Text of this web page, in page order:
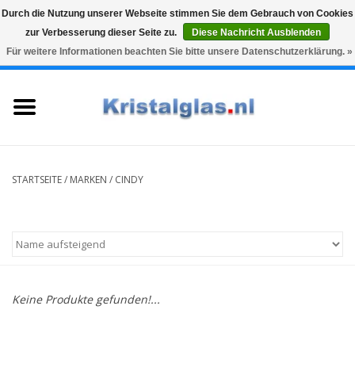
Snelle levering
Graveren
0 Artikel - €0,00
STARTSEITE/ MARKEN / CINDY
Keine Produkte gefunden!...
Durch die Nutzung unserer Webseite stimmen Sie dem Gebrauch von Cookies
zur Verbesserung dieser Seite zu.
Diese Nachricht Ausblenden
Für weitere Informationen beachten Sie bitte unsere Datenschutzerklärung. »